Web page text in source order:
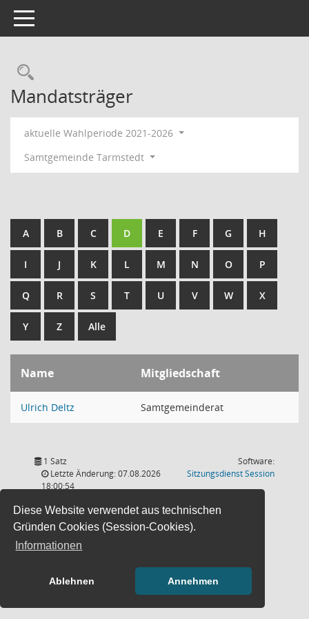
Diese Website verwendet aus technischen
Gründen Cookies (Session-Cookies).
Informationen
Ablehnen Annehmen
Toggle navigation
Rechercheauswahl
Mandatsträger
aktuelle Wahlperiode 2021-2026
Samtgemeinde Tarmstedt
A B C D E F G H
I J K L M N O P
Q R S T U V W X
Y Z Alle
Name Mitgliedschaft
Ulrich Deltz Samtgemeinderat
1 Satz
Letzte Änderung: 07.08.2026
18:00:54
Software:
SitzungsdienstSession(Wird in